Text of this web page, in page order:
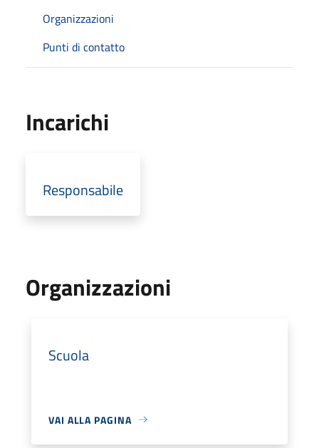
Organizzazioni
Punti di contatto
Incarichi
Responsabile
Organizzazioni
Scuola
VAI ALLA PAGINA